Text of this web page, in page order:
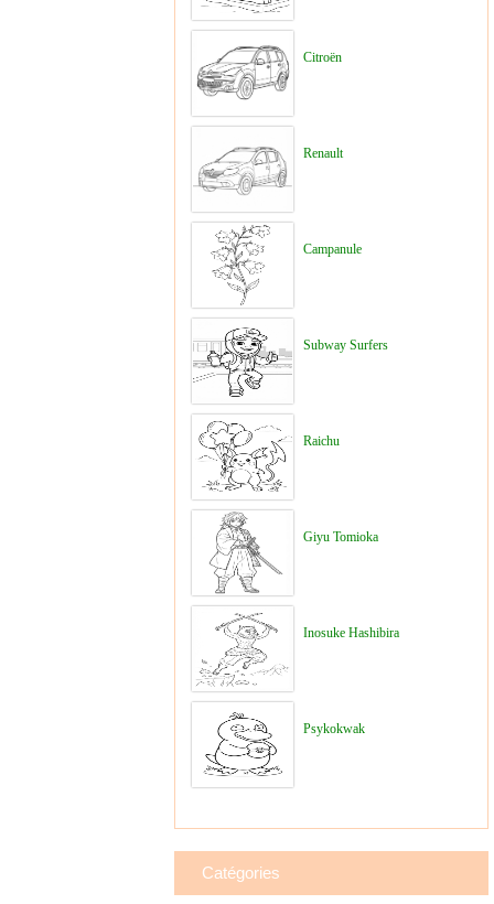
Citroën
Renault
Campanule
Subway Surfers
Raichu
Giyu Tomioka
Inosuke Hashibira
Psykokwak
Catégories